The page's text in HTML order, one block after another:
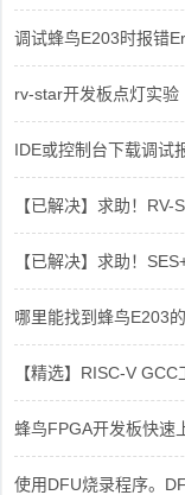
调试蜂鸟E203时报错
rv-star开发板点灯实验
IDE或控制台下载调试
【已解决】求助！
【已解决】求助！
哪里能找到蜂鸟E203
【精选】RISC-V
蜂鸟FPGA开发板快速
使用DFU烧录程序。